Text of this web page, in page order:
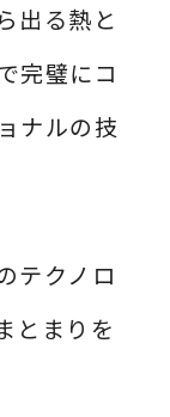
出る熱と
完璧にコ
ナルの技
テクノロ
とまりを